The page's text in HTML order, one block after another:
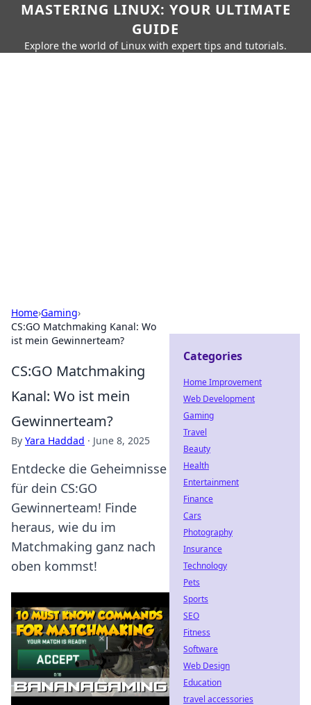
MASTERING LINUX: YOUR ULTIMATE
GUIDE
Explore the world of Linux with expert tips and tutorials.
Home›Gaming›
CS:GO Matchmaking Kanal: Wo
ist mein Gewinnerteam?
CS:GO Matchmaking
Kanal: Wo ist mein
Gewinnerteam?
By Yara Haddad · June 8, 2025
Entdecke die Geheimnisse
für dein CS:GO
Gewinnerteam! Finde
heraus, wie du im
Matchmaking ganz nach
oben kommst!
Categories
Home Improvement
Web Development
Gaming
Travel
Beauty
Health
Entertainment
Finance
Cars
Photography
Insurance
Technology
Pets
Sports
SEO
Fitness
Software
Web Design
Education
travel accessories